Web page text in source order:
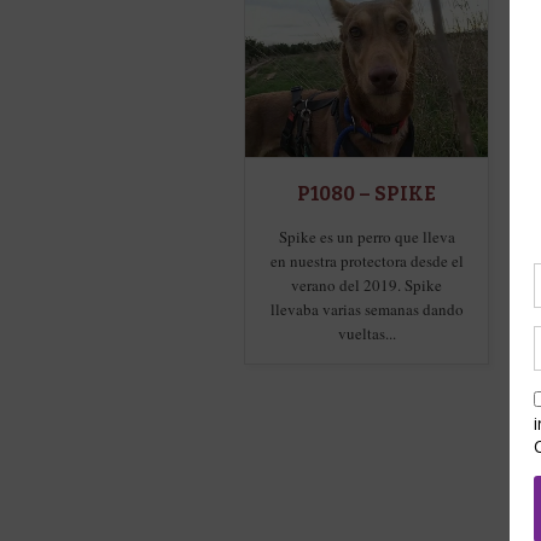
P1080 – SPIKE
Spike es un perro que lleva
en nuestra protectora desde el
verano del 2019. Spike
llevaba varias semanas dando
vueltas...